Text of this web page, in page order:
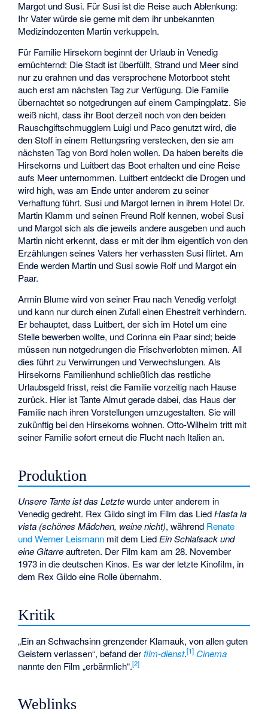
Margot und Susi. Für Susi ist die Reise auch Ablenkung:
Ihr Vater würde sie gerne mit dem ihr unbekannten
Medizindozenten Martin verkuppeln.
Für Familie Hirsekorn beginnt der Urlaub in Venedig
ernüchternd: Die Stadt ist überfüllt, Strand und Meer sind
nur zu erahnen und das versprochene Motorboot steht
auch erst am nächsten Tag zur Verfügung. Die Familie
übernachtet so notgedrungen auf einem Campingplatz. Sie
weiß nicht, dass ihr Boot derzeit noch von den beiden
Rauschgiftschmugglern Luigi und Paco genutzt wird, die
den Stoff in einem Rettungsring verstecken, den sie am
nächsten Tag von Bord holen wollen. Da haben bereits die
Hirsekorns und Luitbert das Boot erhalten und eine Reise
aufs Meer unternommen. Luitbert entdeckt die Drogen und
wird high, was am Ende unter anderem zu seiner
Verhaftung führt. Susi und Margot lernen in ihrem Hotel Dr.
Martin Klamm und seinen Freund Rolf kennen, wobei Susi
und Margot sich als die jeweils andere ausgeben und auch
Martin nicht erkennt, dass er mit der ihm eigentlich von den
Erzählungen seines Vaters her verhassten Susi flirtet. Am
Ende werden Martin und Susi sowie Rolf und Margot ein
Paar.
Armin Blume wird von seiner Frau nach Venedig verfolgt
und kann nur durch einen Zufall einen Ehestreit verhindern.
Er behauptet, dass Luitbert, der sich im Hotel um eine
Stelle bewerben wollte, und Corinna ein Paar sind; beide
müssen nun notgedrungen die Frischverlobten mimen. All
dies führt zu Verwirrungen und Verwechslungen. Als
Hirsekorns Familienhund schließlich das restliche
Urlaubsgeld frisst, reist die Familie vorzeitig nach Hause
zurück. Hier ist Tante Almut gerade dabei, das Haus der
Familie nach ihren Vorstellungen umzugestalten. Sie will
zukünftig bei den Hirsekorns wohnen. Otto-Wilhelm tritt mit
seiner Familie sofort erneut die Flucht nach Italien an.
Produktion
Unsere Tante ist das Letztewurde unter anderem in
Venedig gedreht. Rex Gildo singt im Film das LiedHasta la
vista (schönes Mädchen, weine nicht), während Renate
und Werner Leismann mit dem Lied Ein Schlafsack und
eine Gitarreauftreten. Der Film kam am 28. November
1973 in die deutschen Kinos. Es war der letzte Kinofilm, in
dem Rex Gildo eine Rolle übernahm.
Kritik
„Ein an Schwachsinn grenzender Klamauk, von allen guten
Geistern verlassen“, befand derfilm-dienst.[1] Cinema
nannte den Film „erbärmlich“.[2]
Weblinks